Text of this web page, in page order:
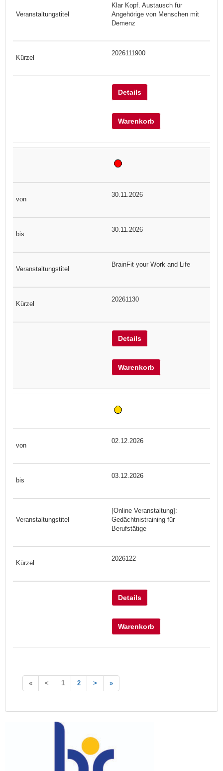
Klar Kopf. Austausch für
Angehörige von Menschen mit
Demenz
2026111900
Details
Warenkorb
30.11.2026
30.11.2026
BrainFit your Work and Life
20261130
Details
Warenkorb
02.12.2026
03.12.2026
[Online Veranstaltung]:
Gedächtnistraining für
Berufstätige
2026122
Details
Warenkorb
« < 1 2 > »